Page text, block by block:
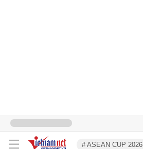
# ASEAN CUP 2026